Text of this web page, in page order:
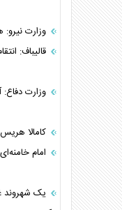
وزارت
قالیباف:
وزارت
کامالا
امام
یک شهروند